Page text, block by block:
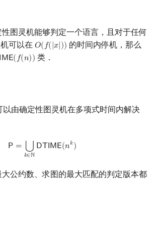
图灵机能够判定一个语言，且对于任何
机可以在𝑂(𝑓(|𝑥|))
O(f(|x|) )
的时间内停机，那么
𝖨𝖬𝖤(𝑓(𝑛))
(f(n)) 类．
以由确定性图灵机在多项式时间内解决
𝖯 = ⋃
𝑘∈ℕ
𝖣 𝖳 𝖨𝖬𝖤(𝑛𝑘)
P =⋃ k ∈ NDTIME(nk)
公约数、求图的最大匹配的判定版本都